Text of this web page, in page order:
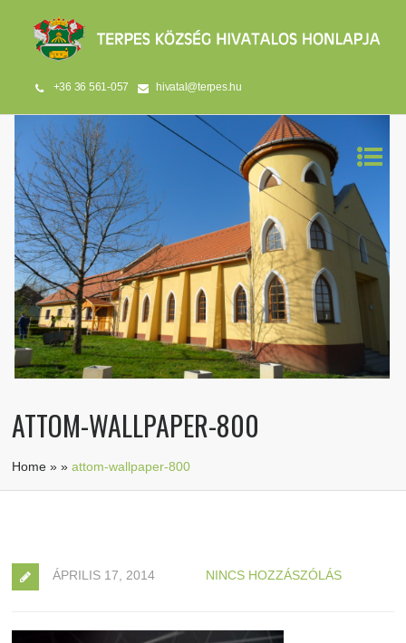
+36 36 561-057 hivatal@terpes.hu
ATTOM-WALLPAPER-800
Home »»attom-wallpaper-800
ÁPRILIS 17, 2014 NINCS HOZZÁSZÓLÁS